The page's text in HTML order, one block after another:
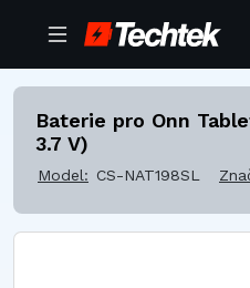
Baterie pro Onn
3.7 V)
Model: CS-NAT198SL